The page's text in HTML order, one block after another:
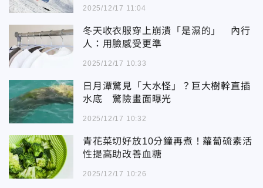
2025/12/17 11:04
冬天收衣服穿上崩潰「是濕的」 內行
人：用臉感受更準
2025/12/17 10:33
日月潭驚見「大水怪」？巨大樹幹直插
水底 驚險畫面曝光
2025/12/17 10:32
青花菜切好放10分鐘再煮！蘿蔔硫素活
性提高助改善血糖
2025/12/17 10:26